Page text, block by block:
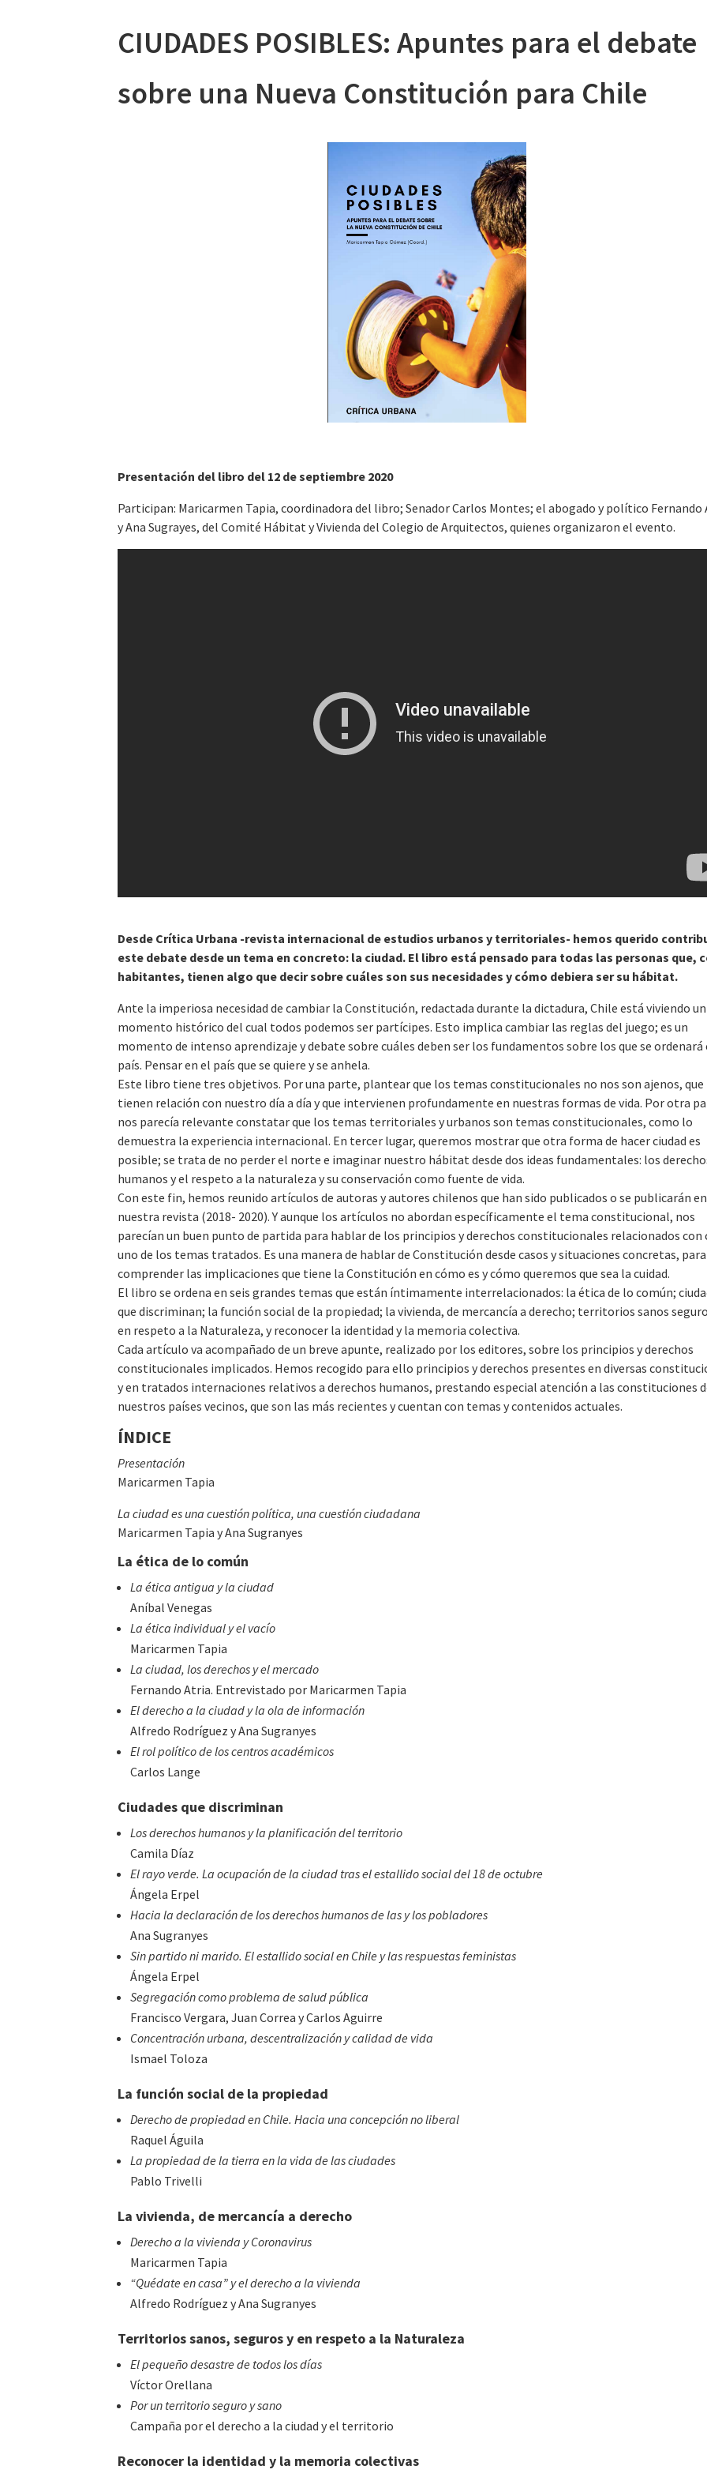
CIUDADES POSIBLES: Apuntes para el debate
sobre una Nueva Constitución para Chile
Presentación del libro del 12 de septiembre 2020
Participan: Maricarmen Tapia, coordinadora del libro; Senador Carlos Montes; el abogado y político Fernando
y Ana Sugrayes, del Comité Hábitat y Vivienda del Colegio de Arquitectos, quienes organizaron el evento.
Desde Crítica Urbana -revista internacional de estudios urbanos y territoriales- hemos querido
este debate desde un tema en concreto: la ciudad. El libro está pensado para todas las personas que,
habitantes, tienen algo que decir sobre cuáles son sus necesidades y cómo debiera ser su hábitat.
Ante la imperiosa necesidad de cambiar la Constitución, redactada durante la dictadura, Chile está viviendo un
momento histórico del cual todos podemos ser partícipes. Esto implica cambiar las reglas del juego; es un
momento de intenso aprendizaje y debate sobre cuáles deben ser los fundamentos sobre los que se ordenará
país. Pensar en el país que se quiere y se anhela.
Este libro tiene tres objetivos. Por una parte, plantear que los temas constitucionales no nos son ajenos, que
tienen relación con nuestro día a día y que intervienen profundamente en nuestras formas de vida. Por otra
nos parecía relevante constatar que los temas territoriales y urbanos son temas constitucionales, como lo
demuestra la experiencia internacional. En tercer lugar, queremos mostrar que otra forma de hacer ciudad es
posible; se trata de no perder el norte e imaginar nuestro hábitat desde dos ideas fundamentales: los
humanos y el respeto a la naturaleza y su conservación como fuente de vida.
Con este fin, hemos reunido artículos de autoras y autores chilenos que han sido publicados o se publicarán en
nuestra revista (2018- 2020). Y aunque los artículos no abordan específicamente el tema constitucional, nos
parecían un buen punto de partida para hablar de los principios y derechos constitucionales relacionados con
uno de los temas tratados. Es una manera de hablar de Constitución desde casos y situaciones concretas, para
comprender las implicaciones que tiene la Constitución en cómo es y cómo queremos que sea la cuidad.
El libro se ordena en seis grandes temas que están íntimamente interrelacionados: la ética de lo común;
que discriminan; la función social de la propiedad; la vivienda, de mercancía a derecho; territorios sanos
en respeto a la Naturaleza, y reconocer la identidad y la memoria colectiva.
Cada artículo va acompañado de un breve apunte, realizado por los editores, sobre los principios y derechos
constitucionales implicados. Hemos recogido para ello principios y derechos presentes en diversas
y en tratados internaciones relativos a derechos humanos, prestando especial atención a las constituciones
nuestros países vecinos, que son las más recientes y cuentan con temas y contenidos actuales.
ÍNDICE
Presentación
Maricarmen Tapia
La ciudad es una cuestión política, una cuestión ciudadana
Maricarmen Tapia y Ana Sugranyes
La ética de lo común
La ética antigua y la ciudad
Aníbal Venegas
La ética individual y el vacío
Maricarmen Tapia
La ciudad, los derechos y el mercado
Fernando Atria. Entrevistado por Maricarmen Tapia
El derecho a la ciudad y la ola de información
Alfredo Rodríguez y Ana Sugranyes
El rol político de los centros académicos
Carlos Lange
Ciudades que discriminan
Los derechos humanos y la planificación del territorio
Camila Díaz
El rayo verde. La ocupación de la ciudad tras el estallido social del 18 de octubre
Ángela Erpel
Hacia la declaración de los derechos humanos de las y los pobladores
Ana Sugranyes
Sin partido ni marido. El estallido social en Chile y las respuestas feministas
Ángela Erpel
Segregación como problema de salud pública
Francisco Vergara, Juan Correa y Carlos Aguirre
Concentración urbana, descentralización y calidad de vida
Ismael Toloza
La función social de la propiedad
Derecho de propiedad en Chile. Hacia una concepción no liberal
Raquel Águila
La propiedad de la tierra en la vida de las ciudades
Pablo Trivelli
La vivienda, de mercancía a derecho
Derecho a la vivienda y Coronavirus
Maricarmen Tapia
“Quédate en casa” y el derecho a la vivienda
Alfredo Rodríguez y Ana Sugranyes
Territorios sanos, seguros y en respeto a la Naturaleza
El pequeño desastre de todos los días
Víctor Orellana
Por un territorio seguro y sano
Campaña por el derecho a la ciudad y el territorio
Reconocer la identidad y la memoria colectivas